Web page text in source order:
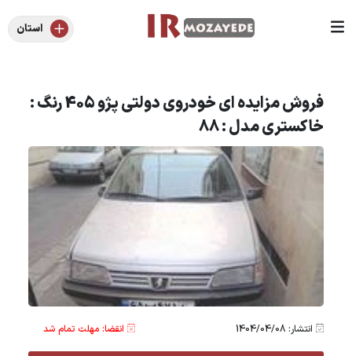
استان
فروش مزایده ای خودروی دولتی پژو 405 رنگ :
خاکستری مدل : 88
انتشار: 1404/04/08 انقضا: مهلت تمام شد